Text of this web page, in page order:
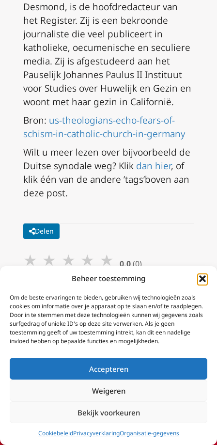
Beheer toestemming
Om de beste ervaringen te bieden, gebruiken wij technologieën zoals
cookies om informatie over je apparaat op te slaan en/of te raadplegen.
Door in te stemmen met deze technologieën kunnen wij gegevens zoals
surfgedrag of unieke ID's op deze site verwerken. Als je geen
toestemming geeft of uw toestemming intrekt, kan dit een nadelige
invloed hebben op bepaalde functies en mogelijkheden.
Accepteren
Weigeren
Bekijk voorkeuren
CookiebeleidPrivacyverklaringOrganisatie-gegevens
Desmond, is de hoofdredacteur van
het Register. Zij is een bekroonde
journaliste die veel publiceert in
katholieke, oecumenische en seculiere
media. Zij is afgestudeerd aan het
Pauselijk Johannes Paulus II Instituut
voor Studies over Huwelijk en Gezin en
woont met haar gezin in Californië.
Bron: us-theologians-echo-fears-of-
schism-in-catholic-church-in-germany
Wilt u meer lezen over bijvoorbeeld de
Duitse synodale weg? Klik dan hier, of
klik één van de andere ’tags’boven aan
deze post.
Delen
★ ★ ★ ★ ★ 0,0 (0)
Beoordeel aub deze post.
Categorieën:Kerkpolitiek
Dossier(s):Concilie Noordwijkerhout,Duitse
synodale weg
Volg EWTN.
Schrijf je in op onze nieuwsbrief!